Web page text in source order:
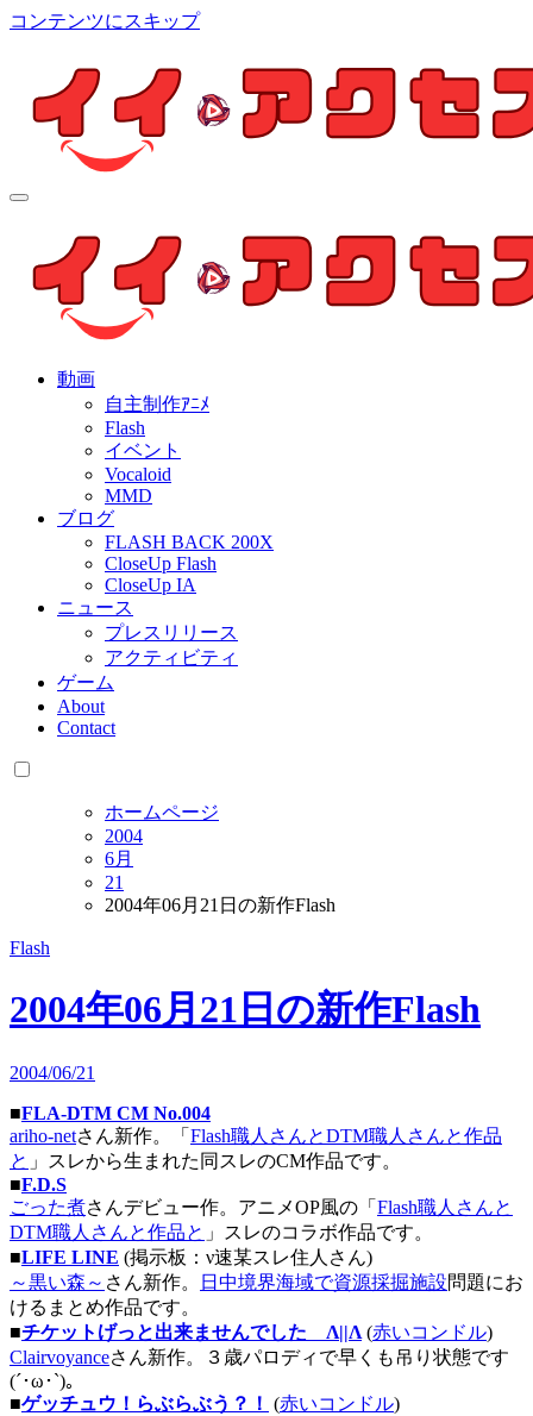
コンテンツにスキップ
個人制作アニメを中心とした動画紹介ブログ
動画
自主制作ｱﾆﾒ
Flash
イベント
Vocaloid
MMD
ブログ
FLASH BACK 200X
CloseUp Flash
CloseUp IA
ニュース
プレスリリース
アクティビティ
ゲーム
About
Contact
ホームページ
2004
6月
21
2004年06月21日の新作Flash
Flash
2004年06月21日の新作Flash
2004/06/21
■FLA-DTM CM No.004
ariho-netさん新作。「 Flash職人さんとDTM職人さんと作品
と 」スレから生まれた同スレのCM作品です。
■F.D.S
ごった煮さんデビュー作。アニメOP風の「 Flash職人さんと
DTM職人さんと作品と 」スレのコラボ作品です。
■LIFE LINE (掲示板：ν速某スレ住人さん)
～黒い森～ さん新作。 日中境界海域で資源採掘施設問題にお
けるまとめ作品です。
■チケットげっと出来ませんでした Λ||Λ (赤いコンドル)
Clairvoyanceさん新作。３歳パロディで早くも吊り状態です
(´･ω･`)。
■ゲッチュウ！らぶらぶう？！ (赤いコンドル)